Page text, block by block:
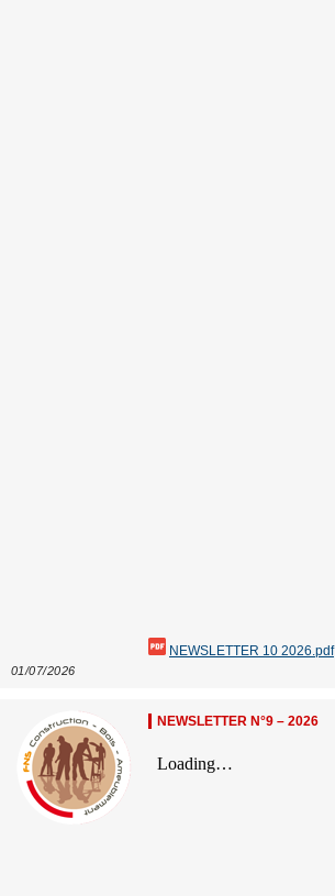
NEWSLETTER 10 2026.pdf
01/07/2026
NEWSLETTER N°9 – 2026